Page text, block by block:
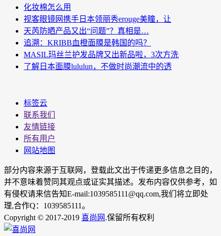
化妆棉怎么用
视客眼镜网携手日本领丽秀erouge美瞳，让
天芮防晒产品又出“问题”？真相是…
追溯：KRIBB血橙面膜是韩国的吗？
MASIL玛丝兰护发品牌又出新品啦，3次方洗
了解日本面膜lululun，不做时尚潮流中的透
标签云
联系我们
友情链接
所有用户
网站地图
部分内容来源于互联网，登载此文出于传递更多信息之目的，
并不意味着赞同其观点或证实其描述。发布内容仅供参考，如
有侵权请来信告知E-mail:1039585111@qq.com,我们将立即处
理,合作Q：1039585111。
Copyright © 2017-2019 喜尚网 .保留所有权利